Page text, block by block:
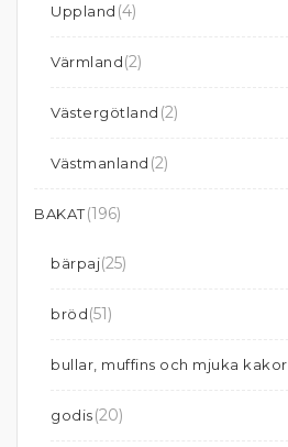
Uppland (4)
Värmland(2)
Västergötland (2)
Västmanland (2)
BAKAT(196)
bärpaj(25)
bröd(51)
bullar, muffins och mjuka kakor
godis(20)